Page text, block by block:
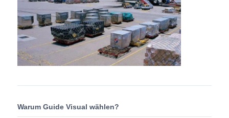
Warum Guide Visual wählen?